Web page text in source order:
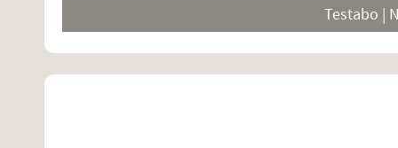
Testabo |